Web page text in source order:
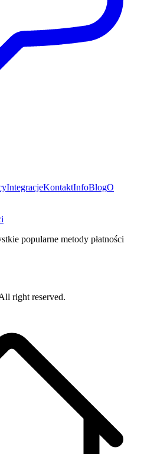
IntegracjeKontaktInfoBlogO
popularne metody płatności
right reserved.